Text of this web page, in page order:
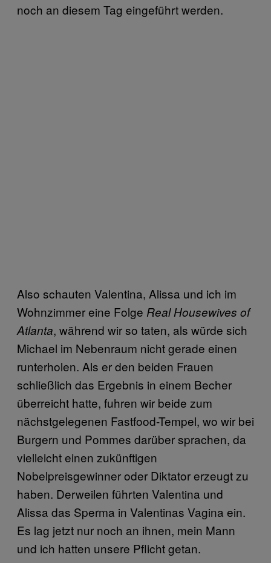
noch an diesem Tag eingeführt werden.
Also schauten Valentina, Alissa und ich im
Wohnzimmer eine Folge Real Housewives of
Atlanta, während wir so taten, als würde sich
Michael im Nebenraum nicht gerade einen
runterholen. Als er den beiden Frauen
schließlich das Ergebnis in einem Becher
überreicht hatte, fuhren wir beide zum
nächstgelegenen Fastfood-Tempel, wo wir bei
Burgern und Pommes darüber sprachen, da
vielleicht einen zukünftigen
Nobelpreisgewinner oder Diktator erzeugt zu
haben. Derweilen führten Valentina und
Alissa das Sperma in Valentinas Vagina ein.
Es lag jetzt nur noch an ihnen, mein Mann
und ich hatten unsere Pflicht getan.